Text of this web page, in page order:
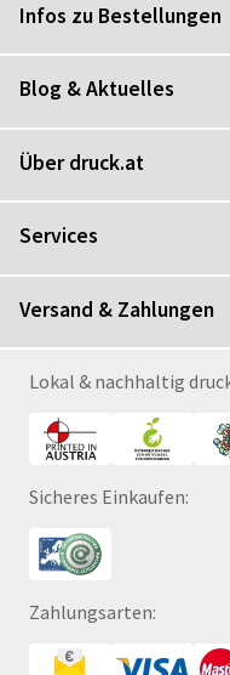
Infos zu Bestellungen
Blog & Aktuelles
Über druck.at
Services
Versand & Zahlungen
Lokal & nachhaltig
Sicheres Einkaufen:
Zahlungsarten: